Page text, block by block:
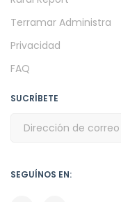
Terramar Administra
Privacidad
FAQ
SUCRÍBETE
SEGUÍNOS EN: